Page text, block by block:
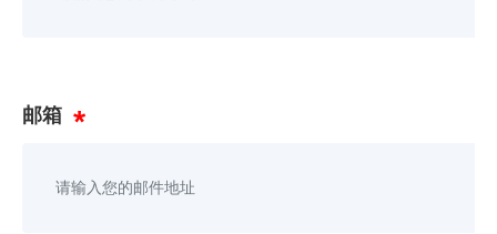
邮箱